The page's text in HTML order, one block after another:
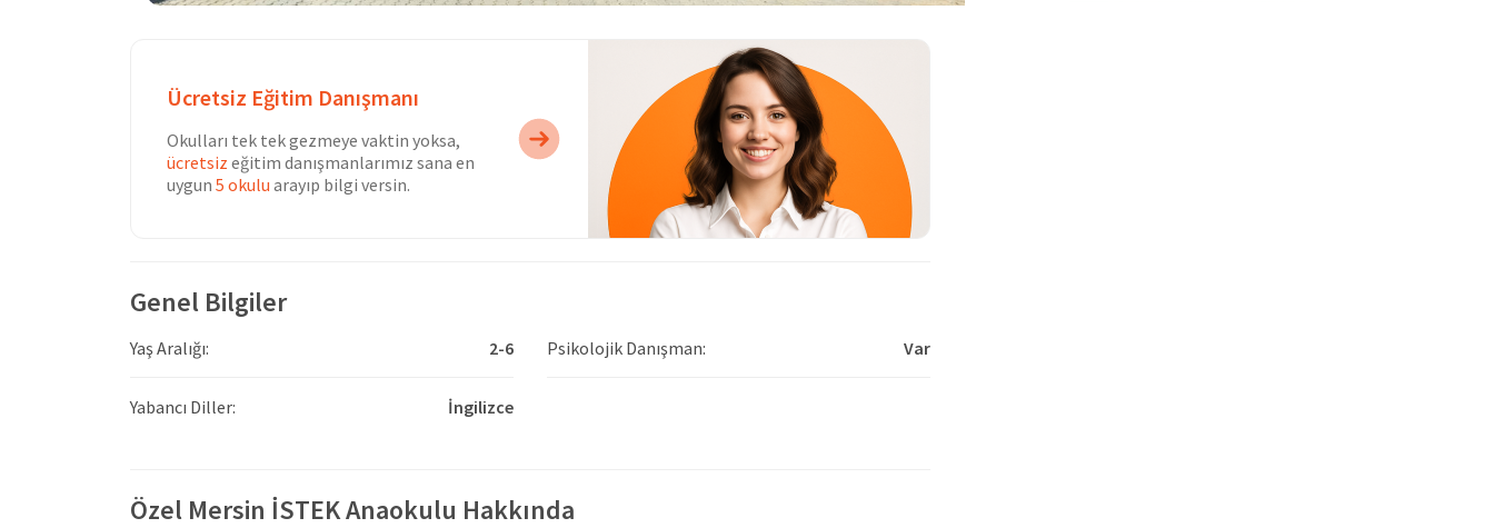
Ücretsiz Eğitim Danışmanı
Okulları tek tek gezmeye vaktin yoksa,
ücretsiz eğitim danışmanlarımız sana en
uygun 5 okulu arayıp bilgi versin.
Genel Bilgiler
Yaş Aralığı: 2-6 Psikolojik Danışman: Var
Yabancı Diller: İngilizce
Özel Mersin İSTEK Anaokulu Hakkında